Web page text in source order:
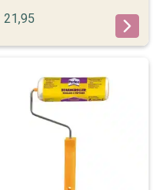
21,95